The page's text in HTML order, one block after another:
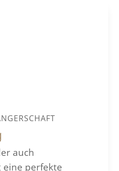
auch
eine perfekte